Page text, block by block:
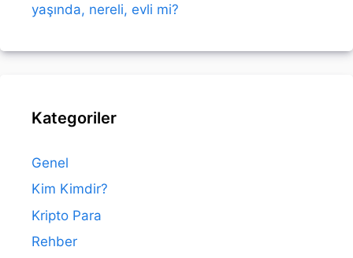
yaşında, nereli, evli mi?
Kategoriler
Genel
Kim Kimdir?
Kripto Para
Rehber